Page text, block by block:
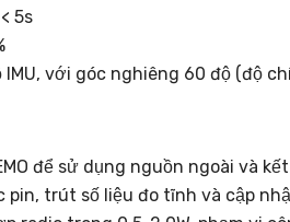
5s
với góc nghiêng 60 độ (độ
để sử dụng nguồn ngoài và
pin, trút số liệu đo tĩnh và cập